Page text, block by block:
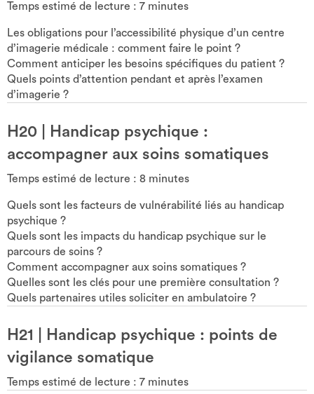
Temps estimé de lecture : 7 minutes
Les obligations pour l’accessibilité physique d’un centre
d’imagerie médicale : comment faire le point ?
Comment anticiper les besoins spécifiques du patient ?
Quels points d’attention pendant et après l’examen
d’imagerie ?
H20
Handicap psychique :
accompagner aux soins somatiques
Temps estimé de lecture : 8 minutes
Quels sont les facteurs de vulnérabilité liés au handicap
psychique ?
Quels sont les impacts du handicap psychique sur le
parcours de soins ?
Comment accompagner aux soins somatiques ?
Quelles sont les clés pour une première consultation ?
Quels partenaires utiles soliciter en ambulatoire ?
H21
Handicap psychique : points de
vigilance somatique
Temps estimé de lecture : 7 minutes